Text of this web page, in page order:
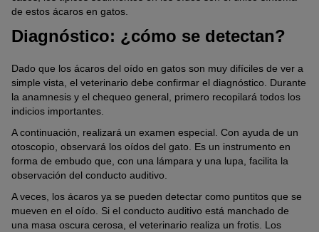
de estos ácaros en gatos.
Diagnóstico: ¿cómo se detectan?
Dado que los ácaros del oído en gatos son muy difíciles de ver a
simple vista, el veterinario debe confirmar el diagnóstico. Durante
la anamnesis y el chequeo general, primero recopilará todos los
indicios importantes.
A continuación, realizará un examen especial. Con ayuda de un
otoscopio, observará los oídos del gato. Es un instrumento en
forma de embudo que, con una lámpara y una lupa, facilita la
observación del conducto auditivo.
A veces, los ácaros ya se pueden detectar como puntitos que se
mueven en el oído. Si el conducto auditivo está manchado de
una masa oscura cerosa, el veterinario realiza un frotis. Los